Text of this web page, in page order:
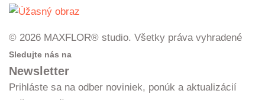
© 2026 MAXFLOR® studio. Všetky práva vyhradené
Sledujte nás na
Newsletter
Prihláste sa na odber noviniek, ponúk a aktualizácií